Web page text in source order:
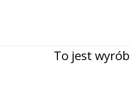
To jest